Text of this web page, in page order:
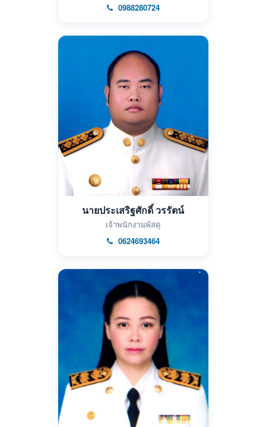
0988280724
นายประเสริฐศักดิ์ วรรัตน์
เจ้าพนักงานพัสดุ
0624693464